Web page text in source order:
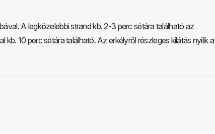
A legközelebbi strand kb. 2-3 perc sétára található az
10 perc sétára található. Az erkélyről részleges kilátás nyílik a